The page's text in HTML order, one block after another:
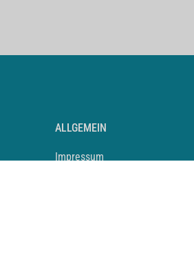
ALLGEMEIN
Impressum